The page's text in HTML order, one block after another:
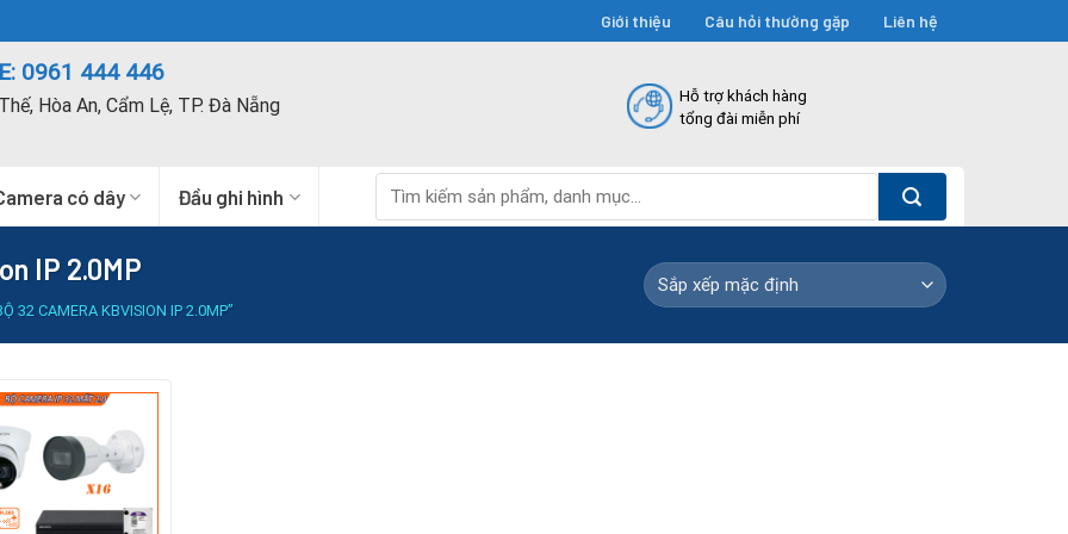
Giới thiệu Câu hỏi thường gặp Liên hệ
0961 444 446
Hòa An, Cẩm Lệ, TP. Đà Nẵng
Hỗ trợ khách hàng
tổng đài miễn phí
có dây Đầu ghi hình
kiếm:
IP 2.0MP
32 CAMERA KBVISION IP 2.0MP”